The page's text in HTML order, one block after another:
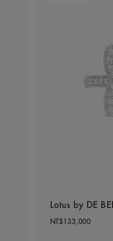
Lotus by DE
NT$133,000